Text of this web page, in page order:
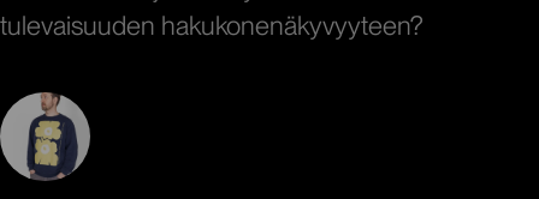
tulevaisuuden hakukonenäkyvyyteen?